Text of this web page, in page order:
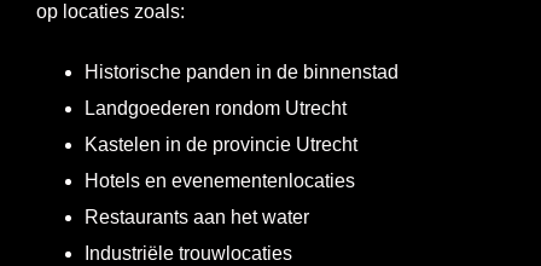
op locaties zoals:
Historische panden in de binnenstad
Landgoederen rondom Utrecht
Kastelen in de provincie Utrecht
Hotels en evenementenlocaties
Restaurants aan het water
Industriële trouwlocaties